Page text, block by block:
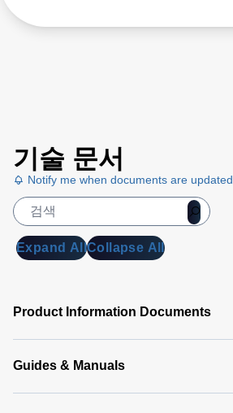
기술 문서
Notify me when documents are updated
Expand AllCollapse All
Product Information Documents
Guides & Manuals